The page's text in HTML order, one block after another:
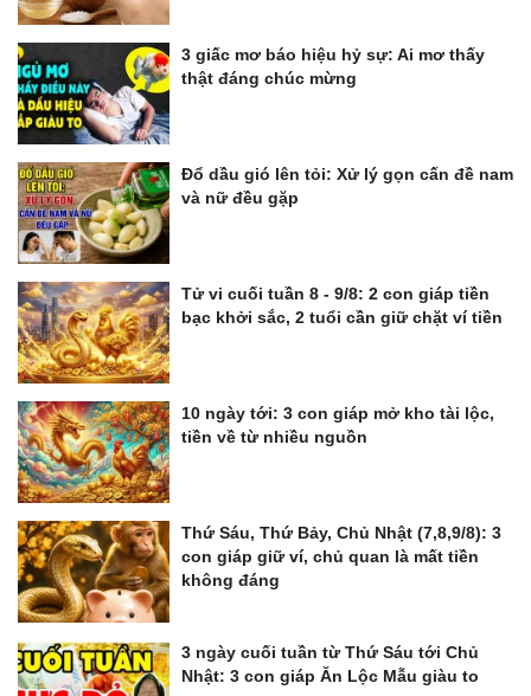
3 giấc mơ báo hiệu hỷ sự: Ai mơ thấy
thật đáng chúc mừng
Đổ dầu gió lên tỏi: Xử lý gọn cấn đề nam
và nữ đều gặp
Tử vi cuối tuần 8 - 9/8: 2 con giáp tiền
bạc khởi sắc, 2 tuổi cần giữ chặt ví tiền
10 ngày tới: 3 con giáp mở kho tài lộc,
tiền về từ nhiều nguồn
Thứ Sáu, Thứ Bảy, Chủ Nhật (7,8,9/8): 3
con giáp giữ ví, chủ quan là mất tiền
không đáng
3 ngày cuối tuần từ Thứ Sáu tới Chủ
Nhật: 3 con giáp Ăn Lộc Mẫu giàu to